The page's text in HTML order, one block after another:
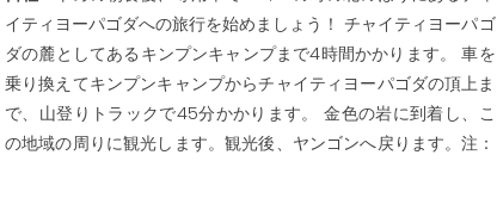
イティヨーパゴダへの旅行を始めましょう！ チャイティヨーパゴ
ダの麓としてあるキンプンキャンプまで4時間かかります。 車を
乗り換えてキンプンキャンプからチャイティヨーパゴダの頂上ま
で、山登りトラックで45分かかります。 金色の岩に到着し、こ
の地域の周りに観光します。観光後、ヤンゴンへ戻ります。注：